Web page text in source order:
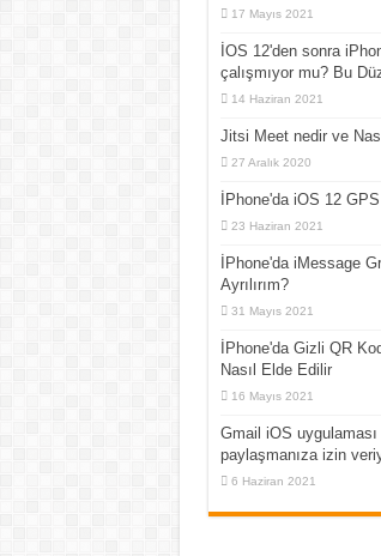
17 Mayıs 2021
İOS 12'den sonra
çalışmıyor mu? Bu
14 Haziran 2021
Jitsi Meet nedir ve
27 Aralık 2020
İPhone'da iOS 12 GPS
23 Haziran 2021
İPhone'da iMessage
Ayrılırım?
31 Mayıs 2021
İPhone'da Gizli QR
Nasıl Elde Edilir
16 Mayıs 2021
Gmail iOS
paylaşmanıza izin
6 Haziran 2021